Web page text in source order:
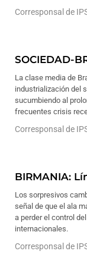
Corresponsal de
SOCIEDAD-
La clase media de
industrialización del
sucumbiendo al
frecuentes crisis
Corresponsal de
BIRMANIA:
Los sorpresivos
señal de que el ala
a perder el control
internacionales.
Corresponsal de